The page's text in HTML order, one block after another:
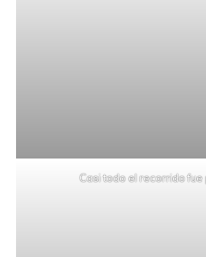
Casi todo el recorrido